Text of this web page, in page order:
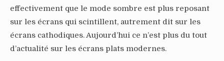
effectivement que le mode sombre est plus reposant
sur les écrans qui scintillent, autrement dit sur les
écrans cathodiques. Aujourd’hui ce n’est plus du tout
d’actualité sur les écrans plats modernes.